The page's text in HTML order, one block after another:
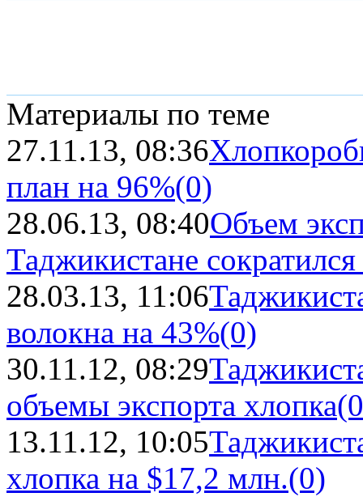
Материалы по теме
27.11.13, 08:36
план на 96%(0)
28.06.13, 08:40Объем
Таджикистане
28.03.13, 11:06
волокна на 43%(0)
30.11.12, 08:29
объемы экспорта хлопка
13.11.12, 10:05
хлопка на $17,2 млн.(0)